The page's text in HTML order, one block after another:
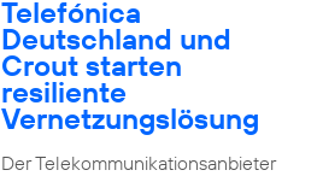
Telefónica
Deutschland und
Crout starten
resiliente
Vernetzungslösung
Der Telekommunikationsanbieter